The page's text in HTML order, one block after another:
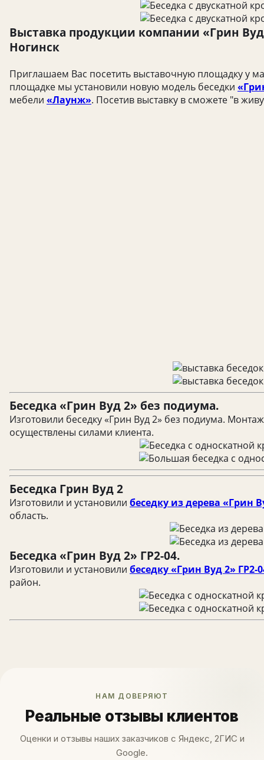
Выставка продукции компании «Грин
Ногинск
Приглашаем Вас посетить выставочную площадку у
площадке мы установили новую модель беседки
мебели «Лаунж». Посетив выставку в сможете "в
Беседка «Грин Вуд 2» без подиума.
Изготовили беседку «Грин Вуд 2» без подиума.
осуществлены силами клиента.
Беседка Грин Вуд 2
Изготовили и установили беседку из дерева «Грин
область.
Беседка «Грин Вуд 2» ГР2-04.
Изготовили и установили беседку «Грин Вуд 2» ГР2-
район.
НАМ ДОВЕРЯЮТ
Реальные отзывы клиентов
Оценки и отзывы наших заказчиков с Яндекс, 2ГИС и
Google.